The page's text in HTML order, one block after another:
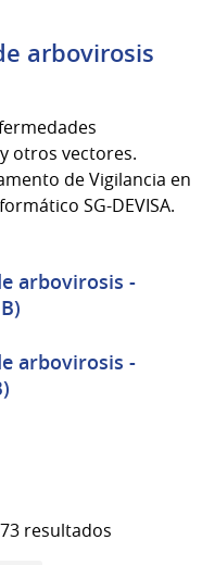
arbovirosis
otros vectores.
de Vigilancia en
SG-DEVISA.
arbovirosis -
arbovirosis -
resultados